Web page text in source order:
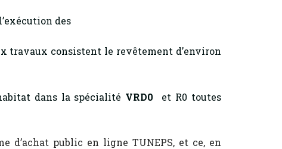
des
travaux consistent le revêtement d’environ
dans la spécialité VRD0 et R0 toutes
d’achat public en ligne TUNEPS, et ce, en